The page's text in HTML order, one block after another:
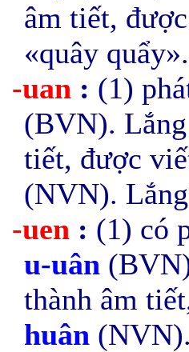
âm tiết,
«quây
-uan : (1)
(BVN).
tiết, được
(NVN).
-uen : (1) có
u-uân
thành âm
huân